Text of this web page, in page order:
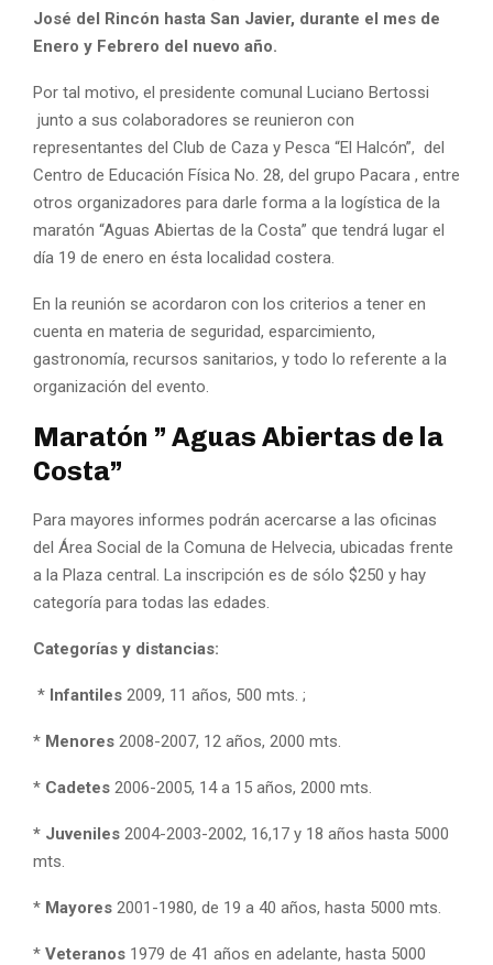
José del Rincón hasta San Javier, durante el mes de
Enero y Febrero del nuevo año.
Por tal motivo, el presidente comunal Luciano Bertossi
junto a sus colaboradores se reunieron con
representantes del Club de Caza y Pesca “El Halcón”, del
Centro de Educación Física No. 28, del grupo Pacara , entre
otros organizadores para darle forma a la logística de la
maratón “Aguas Abiertas de la Costa” que tendrá lugar el
día 19 de enero en ésta localidad costera.
En la reunión se acordaron con los criterios a tener en
cuenta en materia de seguridad, esparcimiento,
gastronomía, recursos sanitarios, y todo lo referente a la
organización del evento.
Maratón ” Aguas Abiertas de la
Costa”
Para mayores informes podrán acercarse a las oficinas
del Área Social de la Comuna de Helvecia, ubicadas frente
a la Plaza central. La inscripción es de sólo $250 y hay
categoría para todas las edades.
Categorías y distancias:
* Infantiles 2009, 11 años, 500 mts. ;
* Menores 2008-2007, 12 años, 2000 mts.
* Cadetes 2006-2005, 14 a 15 años, 2000 mts.
* Juveniles 2004-2003-2002, 16,17 y 18 años hasta 5000
mts.
* Mayores 2001-1980, de 19 a 40 años, hasta 5000 mts.
* Veteranos 1979 de 41 años en adelante, hasta 5000